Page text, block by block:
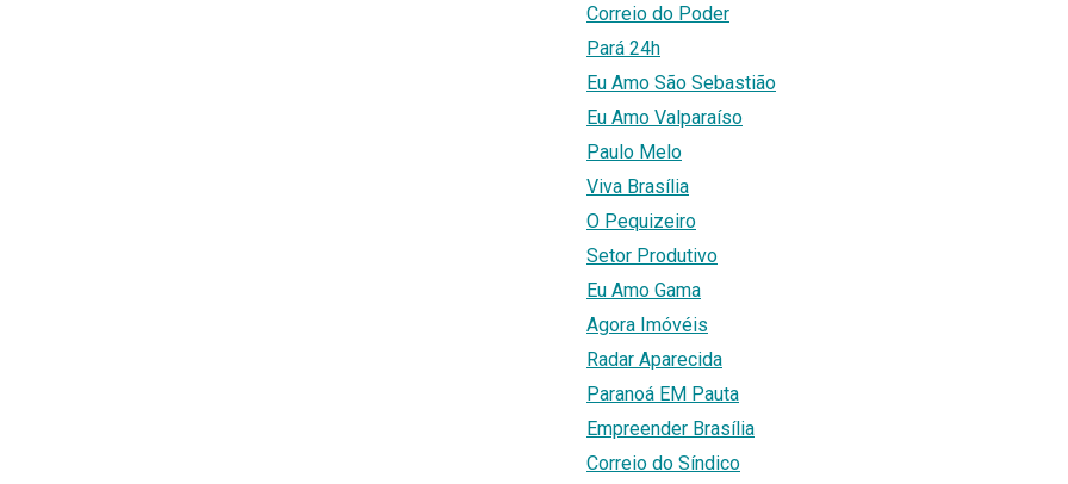
Correio do Poder
Pará 24h
Eu Amo São Sebastião
Eu Amo Valparaíso
Paulo Melo
Viva Brasília
O Pequizeiro
Setor Produtivo
Eu Amo Gama
Agora Imóvéis
Radar Aparecida
Paranoá EM Pauta
Empreender Brasília
Correio do Síndico